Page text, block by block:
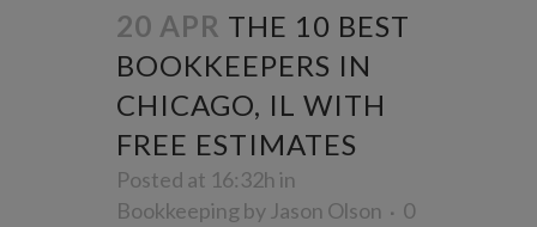
20 APR THE 10 BEST
BOOKKEEPERS IN
CHICAGO, IL WITH
FREE ESTIMATES
Posted at 16:32h in
Bookkeepingby Jason Olson
0